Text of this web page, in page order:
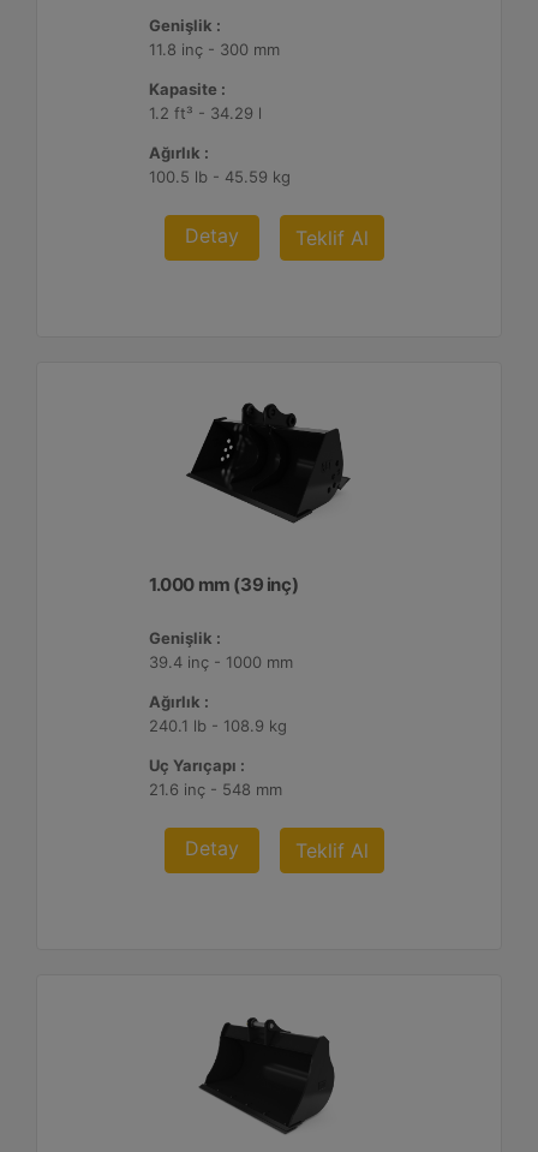
Genişlik :
11.8 inç - 300 mm
Kapasite :
1.2 ft³ - 34.29 l
Ağırlık :
100.5 lb - 45.59 kg
Detay Teklif Al
1.000 mm (39 inç)
Genişlik :
39.4 inç - 1000 mm
Ağırlık :
240.1 lb - 108.9 kg
Uç Yarıçapı :
21.6 inç - 548 mm
Detay Teklif Al